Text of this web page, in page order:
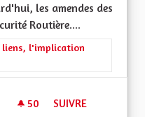
les amendes des
Routière....
: Les solidarités, les soins
liens, l'implication
50 50 ABONNÉS
SUIVRE